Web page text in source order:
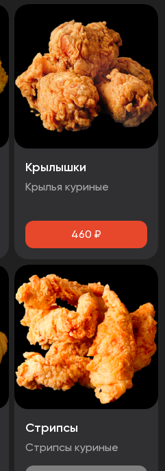
Крылышки
Крылья куриные
460 ₽
Стрипсы
Стрипсы куриные